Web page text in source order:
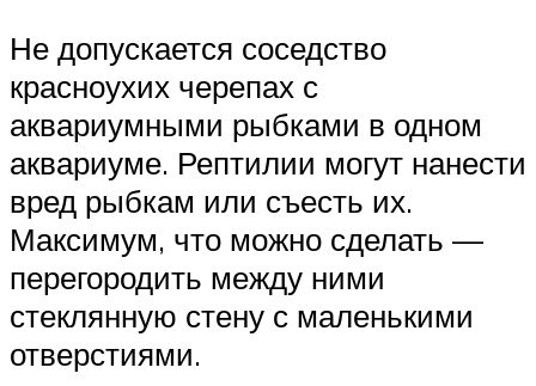
Не допускается соседство
красноухих черепах с
аквариумными рыбками в одном
аквариуме. Рептилии могут нанести
вред рыбкам или съесть их.
Максимум, что можно сделать —
перегородить между ними
стеклянную стену с маленькими
отверстиями.